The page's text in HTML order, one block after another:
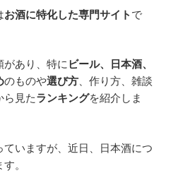
お酒に特化した専門サイト で
があり、特に ビール、日本酒、
のものや選び方 、作り方、雑談
ら見たランキングを紹介しま
いますが、近日、日本酒につ
。